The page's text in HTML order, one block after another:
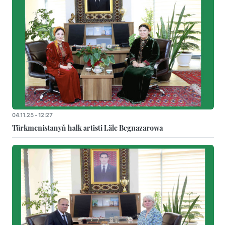
04.11.25 - 12:27
Türkmenistanyň halk artisti Läle Begnazarowa